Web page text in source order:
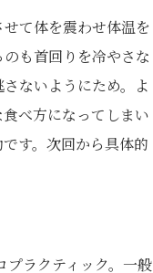
て体を震わせ体温を
も首回りを冷やさな
ないようにため。よ
べ方になってしまい
す。次回から具体的
プラクティック。一般